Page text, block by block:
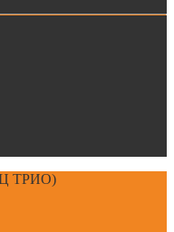
ТРИО)